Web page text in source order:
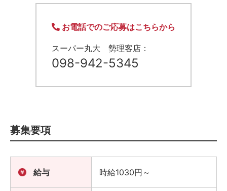
お電話でのご応募はこちらから
スーパー丸大 勢理客店：
098-942-5345
募集要項
給与 時給1030円～